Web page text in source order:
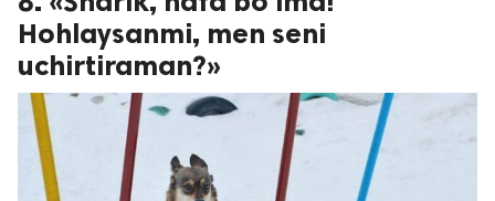
Hohlaysanmi, men seni
uchirtiraman?»